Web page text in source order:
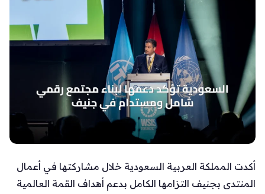
أكدت المملكة العربية السعودية خلال مشاركتها في أعمال
المنتدى بجنيف التزامها الكامل بدعم أهداف القمة العالمية